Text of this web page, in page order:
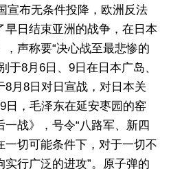
宣布无条件投降，欧洲反法
早日结束亚洲的战争，在日本
声称要“决心战至最悲惨的
于8月6日、9日在日本广岛、
月8日对日宣战，对日本关
日，毛泽东在延安枣园的窑
战》，号令“八路军、新四
一切可能条件下，对于一切不
行广泛的进攻”。原子弹的